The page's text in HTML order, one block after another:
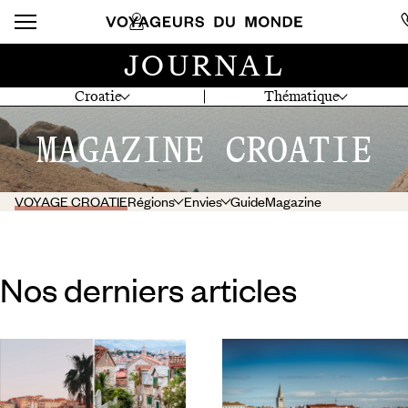
Croatie Thématique
JOURNAL
MAGAZINE CROATIE
VOYAGE CROATIERégions Envies GuideMagazine
Nos derniers articles